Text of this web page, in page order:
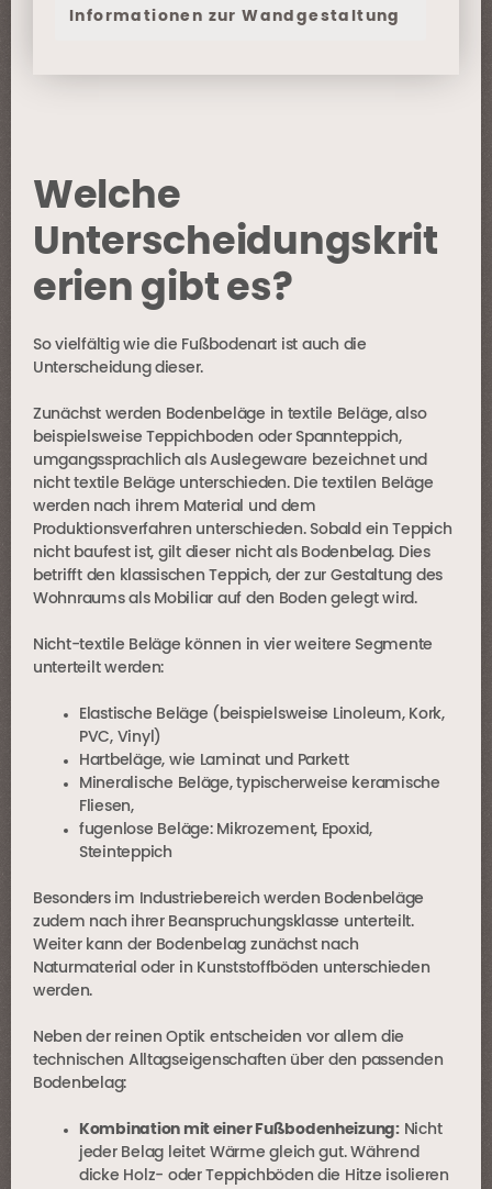
Informationen zur Wandgestaltung
Welche
Unterscheidungskrit
erien gibt es?
So vielfältig wie die Fußbodenart ist auch die
Unterscheidung dieser.
Zunächst werden Bodenbeläge in textile Beläge, also
beispielsweise Teppichboden oder Spannteppich,
umgangssprachlich als Auslegeware bezeichnet und
nicht textile Beläge unterschieden. Die textilen Beläge
werden nach ihrem Material und dem
Produktionsverfahren unterschieden. Sobald ein Teppich
nicht baufest ist, gilt dieser nicht als Bodenbelag. Dies
betrifft den klassischen Teppich, der zur Gestaltung des
Wohnraums als Mobiliar auf den Boden gelegt wird.
Nicht-textile Beläge können in vier weitere Segmente
unterteilt werden:
Elastische Beläge (beispielsweise Linoleum, Kork,
PVC, Vinyl )
Hartbeläge, wie Laminatund Parkett
Mineralische Beläge, typischerweise keramische
Fliesen,
fugenlose Beläge: Mikrozement, Epoxid,
Steinteppich
Besonders im Industriebereich werden Bodenbeläge
zudem nach ihrer Beanspruchungsklasse unterteilt.
Weiter kann der Bodenbelag zunächst nach
Naturmaterial oder in Kunststoffböden unterschieden
werden.
Neben der reinen Optik entscheiden vor allem die
technischen Alltagseigenschaften über den passenden
Bodenbelag:
Kombination mit einer Fußbodenheizung:Nicht
jeder Belag leitet Wärme gleich gut. Während
dicke Holz- oder Teppichböden die Hitze isolieren